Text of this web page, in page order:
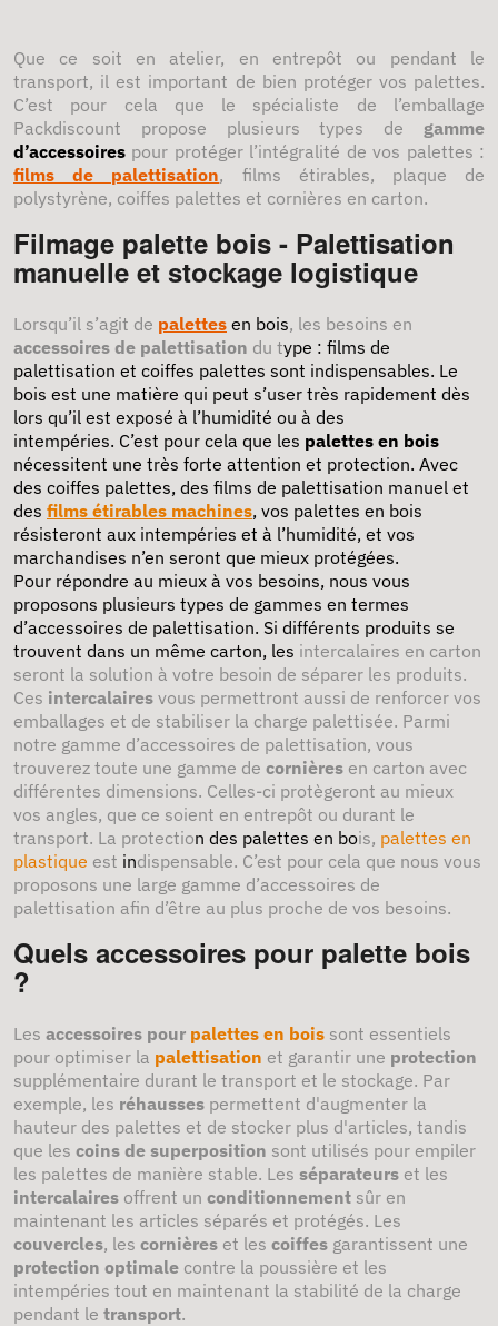
Que ce soit en atelier, en entrepôt ou pendant le
transport, il est important de bien protéger vos palettes.
C’est pour cela que le spécialiste de l’emballage
Packdiscount propose plusieurs types de gamme
d’accessoires pour protéger l’intégralité de vos palettes :
films de palettisation, films étirables, plaque de
polystyrène, coiffes palettes et cornières en carton.
Filmage palette bois - Palettisation
manuelle et stockage logistique
Lorsqu’il s’agit de palettes en bois, les besoins en
accessoires de palettisation du type : films de
palettisation et coiffes palettes sont indispensables. Le
bois est une matière qui peut s’user très rapidement dès
lors qu’il est exposé à l’humidité ou à des
intempéries. C’est pour cela que les palettes en bois
nécessitent une très forte attention et protection. Avec
des coiffes palettes, des films de palettisation manuel et
des films étirables machines, vos palettes en bois
résisteront aux intempéries et à l’humidité, et vos
marchandises n’en seront que mieux protégées.
Pour répondre au mieux à vos besoins, nous vous
proposons plusieurs types de gammes en termes
d’accessoires de palettisation. Si différents produits se
trouvent dans un même carton, les intercalaires en carton
seront la solution à votre besoin de séparer les produits.
Ces intercalaires vous permettront aussi de renforcer vos
emballages et de stabiliser la charge palettisée. Parmi
notre gamme d’accessoires de palettisation, vous
trouverez toute une gamme de cornières en carton avec
différentes dimensions. Celles-ci protègeront au mieux
vos angles, que ce soient en entrepôt ou durant le
transport. La protection des palettes en bois, palettes en
plastique est indispensable. C’est pour cela que nous vous
proposons une large gamme d’accessoires de
palettisation afin d’être au plus proche de vos besoins.
Quels accessoires pour palette bois
?
Les accessoires pour palettes en bois sont essentiels
pour optimiser la palettisation et garantir une protection
supplémentaire durant le transport et le stockage. Par
exemple, les réhausses permettent d'augmenter la
hauteur des palettes et de stocker plus d'articles, tandis
que les coins de superposition sont utilisés pour empiler
les palettes de manière stable. Les séparateurs et les
intercalaires offrent un conditionnement sûr en
maintenant les articles séparés et protégés. Les
couvercles, les cornières et les coiffes garantissent une
protection optimale contre la poussière et les
intempéries tout en maintenant la stabilité de la charge
pendant le transport.